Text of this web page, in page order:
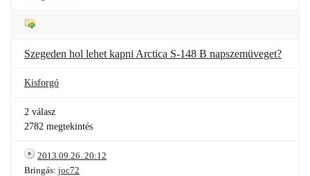
Szegeden hol lehet kapni Arctica S-148 B napszemüveget?
Kisforgó
2 válasz
2782 megtekintés
2013.09.26. 20:12
Bringás: joc72